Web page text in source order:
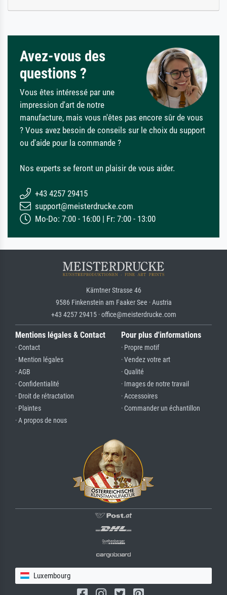
Avez-vous des
questions ?
Vous êtes intéressé par une
impression d'art de notre
manufacture, mais vous n'êtes pas encore sûr de vous
? Vous avez besoin de conseils sur le choix du support
ou d'aide pour la commande ?
Nos experts se feront un plaisir de vous aider.
+43 4257 29415
support@meisterdrucke.com
Mo-Do: 7:00 - 16:00 | Fr: 7:00 - 13:00
Kärntner Strasse 46
9586 Finkenstein am Faaker See · Austria
+43 4257 29415 · office@meisterdrucke.com
Mentions légales & Contact
· Contact
· Mention légales
· AGB
· Confidentialité
· Droit de rétractation
· Plaintes
· A propos de nous
Pour plus d'informations
· Propre motif
· Vendez votre art
· Qualité
· Images de notre travail
· Accessoires
· Commander un échantillon
Luxembourg